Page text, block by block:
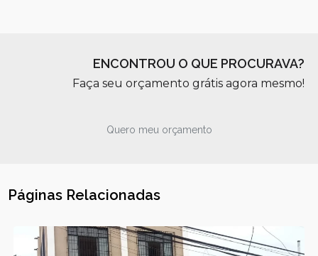
ENCONTROU O QUE PROCURAVA?
Faça seu orçamento grátis agora mesmo!
Quero meu orçamento
Páginas Relacionadas